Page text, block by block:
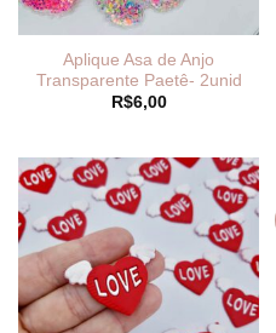
Aplique Asa de Anjo
Transparente Paetê- 2unid
R$6,00